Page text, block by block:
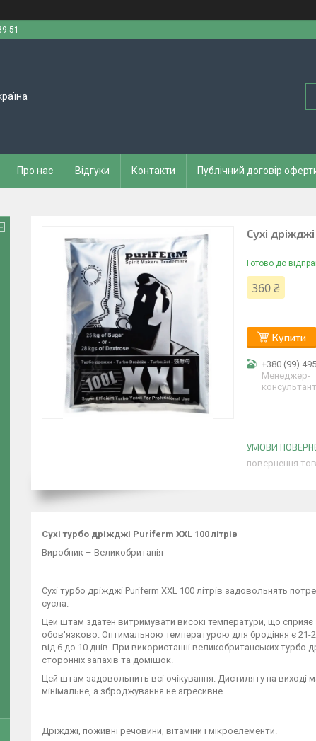
51
Про нас Відгуки Контакти Публічний договір
Сухі
Готово до
360 ₴
Купити
+380 (99)
Менеджер-
консультант
повернення
Сухі турбо дріжджі Puriferm XXL 100 літрів
Виробник – Великобританія
Сухі турбо дріжджі Puriferm XXL 100 літрів задовольнять
сусла.
Цей штам здатен витримувати високі температури, що
обов'язково. Оптимальною температурою для бродіння є 21-
від 6 до 10 днів. При використанні великобританських турбо
сторонніх запахів та домішок.
Цей штам задовольнить всі очікування. Дистиляту на виході
мінімальне, а зброджування не агресивне.
Дріжджі, поживні речовини, вітаміни і мікроелементи.